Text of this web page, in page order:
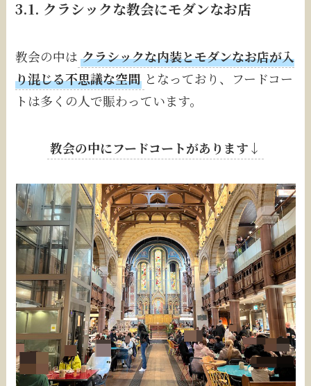
3.1. クラシックな教会にモダンなお店
教会の中は クラシックな内装とモダンなお店が入
り混じる不思議な空間 となっており、フードコー
トは多くの人で賑わっています。
教会の中にフードコートがあります↓